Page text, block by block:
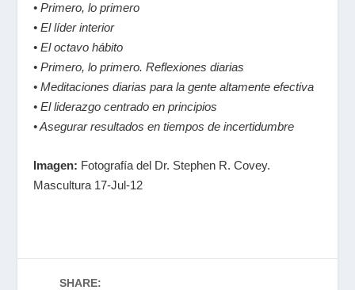
• Primero, lo primero
• El líder interior
• El octavo hábito
• Primero, lo primero. Reflexiones diarias
• Meditaciones diarias para la gente altamente efectiva
• El liderazgo centrado en principios
• Asegurar resultados en tiempos de incertidumbre
Imagen: Fotografía del Dr. Stephen R. Covey.
Mascultura 17-Jul-12
SHARE: